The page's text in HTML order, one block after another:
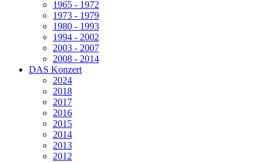
1965 - 1972
1973 - 1979
1980 - 1993
1994 - 2002
2003 - 2007
2008 - 2014
DAS Konzert
2024
2018
2017
2016
2015
2014
2013
2012